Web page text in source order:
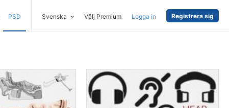
PSD Svenska Välj Premium Logga in Registrera sig